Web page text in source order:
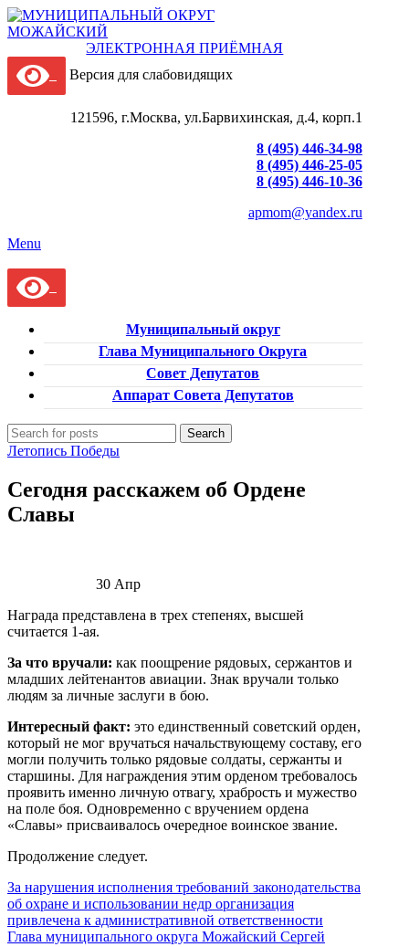
ЭЛЕКТРОННАЯ ПРИЁМНАЯ
Версия для слабовидящих
121596, г.Москва, ул.Барвихинская, д.4, корп.1
8 (495) 446-34-98
8 (495) 446-25-05
8 (495) 446-10-36
apmom@yandex.ru
Menu
Муниципальный округ
Глава Муниципального Округа
Совет Депутатов
Аппарат Совета Депутатов
Search
Летопись Победы
Сегодня расскажем об Ордене
Славы
30 Апр
Награда представлена в трех степенях, высшей
считается 1-ая.
За что вручали: как поощрение рядовых, сержантов и
младших лейтенантов авиации. Знак вручали только
людям за личные заслуги в бою.
Интересный факт: это единственный советский орден,
который не мог вручаться начальствующему составу, его
могли получить только рядовые солдаты, сержанты и
старшины. Для награждения этим орденом требовалось
проявить именно личную отвагу, храбрость и мужество
на поле боя. Одновременно с вручением ордена
«Славы» присваивалось очередное воинское звание.
Продолжение следует.
За нарушения исполнения требований законодательства
об охране и использовании недр организация
привлечена к административной ответственности
Глава муниципального округа Можайский Сергей